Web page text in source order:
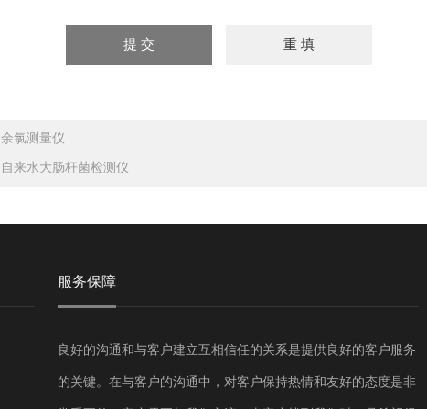
余氯测量仪
自来水大肠杆菌检测仪
服务保障
良好的沟通和与客户建立互相信任的关系是提供良好的客户服务
的关键。在与客户的沟通中，对客户保持热情和友好的态度是非